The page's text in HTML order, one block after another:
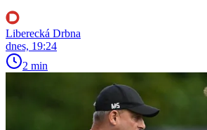
Liberecká Drbna
dnes, 19:24
2 min